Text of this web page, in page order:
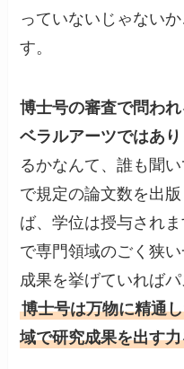
っていないじゃない
す。
博士号の審査で問わ
ベラルアーツではあ
るかなんて、誰も聞
で規定の論文数を出
ば、学位は授与され
で専門領域のごく狭
成果を挙げていれば
博士号は万物に精通
域で研究成果を出す